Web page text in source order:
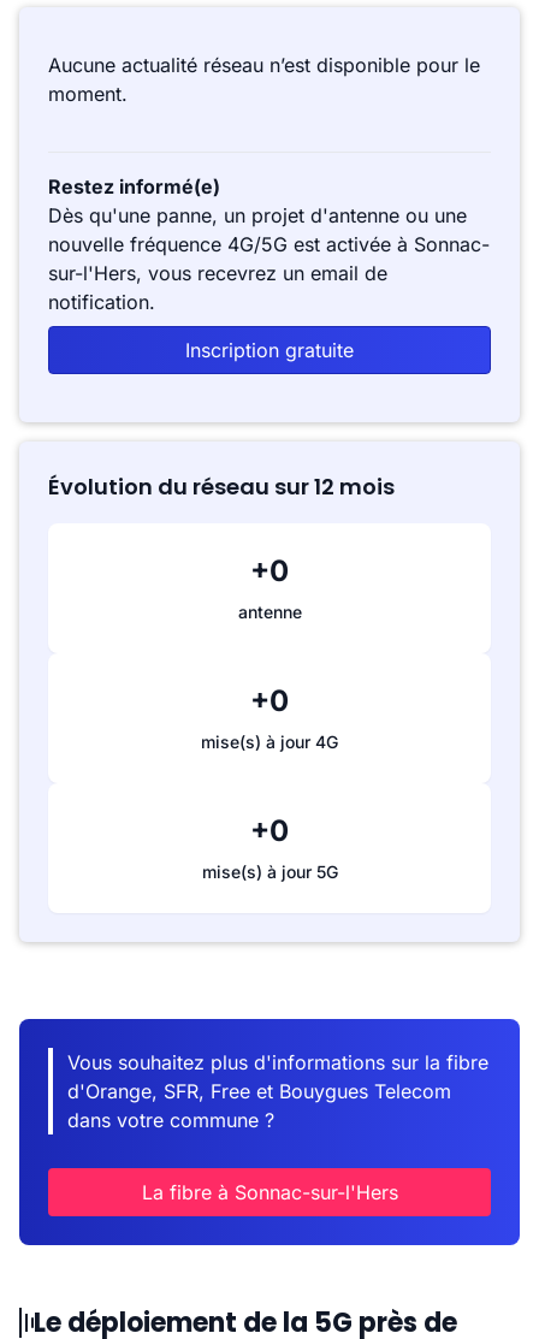
Aucune actualité réseau n’est disponible pour le
moment.
Restez informé(e)
Dès qu'une panne, un projet d'antenne ou une
nouvelle fréquence 4G/5G est activée à Sonnac-
sur-l'Hers, vous recevrez un email de
notification.
Inscription gratuite
Évolution du réseau sur 12 mois
+0
antenne
+0
mise(s) à jour 4G
+0
mise(s) à jour 5G
Vous souhaitez plus d'informations sur la fibre
d'Orange, SFR, Free et Bouygues Telecom
dans votre commune ?
La fibre à Sonnac-sur-l'Hers
Le déploiement de la 5G près de